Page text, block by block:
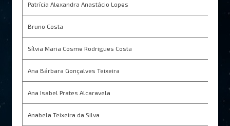
Patrícia Alexandra Anastácio Lopes
Bruno Costa
Sílvia Maria Cosme Rodrigues Costa
Ana Bárbara Gonçalves Teixeira
Ana Isabel Prates Alcaravela
Anabela Teixeira da Silva